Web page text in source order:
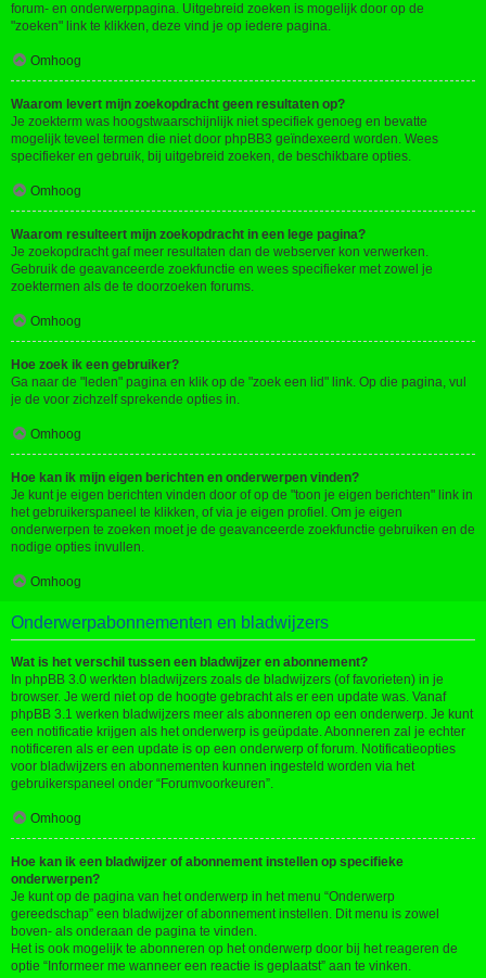
forum- en onderwerppagina. Uitgebreid zoeken is mogelijk door op de
"zoeken" link te klikken, deze vind je op iedere pagina.
Omhoog
Waarom levert mijn zoekopdracht geen resultaten op?
Je zoekterm was hoogstwaarschijnlijk niet specifiek genoeg en bevatte
mogelijk teveel termen die niet door phpBB3 geïndexeerd worden. Wees
specifieker en gebruik, bij uitgebreid zoeken, de beschikbare opties.
Omhoog
Waarom resulteert mijn zoekopdracht in een lege pagina?
Je zoekopdracht gaf meer resultaten dan de webserver kon verwerken.
Gebruik de geavanceerde zoekfunctie en wees specifieker met zowel je
zoektermen als de te doorzoeken forums.
Omhoog
Hoe zoek ik een gebruiker?
Ga naar de "leden" pagina en klik op de "zoek een lid" link. Op die pagina, vul
je de voor zichzelf sprekende opties in.
Omhoog
Hoe kan ik mijn eigen berichten en onderwerpen vinden?
Je kunt je eigen berichten vinden door of op de "toon je eigen berichten" link in
het gebruikerspaneel te klikken, of via je eigen profiel. Om je eigen
onderwerpen te zoeken moet je de geavanceerde zoekfunctie gebruiken en de
nodige opties invullen.
Omhoog
Onderwerpabonnementen en bladwijzers
Wat is het verschil tussen een bladwijzer en abonnement?
In phpBB 3.0 werkten bladwijzers zoals de bladwijzers (of favorieten) in je
browser. Je werd niet op de hoogte gebracht als er een update was. Vanaf
phpBB 3.1 werken bladwijzers meer als abonneren op een onderwerp. Je kunt
een notificatie krijgen als het onderwerp is geüpdate. Abonneren zal je echter
notificeren als er een update is op een onderwerp of forum. Notificatieopties
voor bladwijzers en abonnementen kunnen ingesteld worden via het
gebruikerspaneel onder “Forumvoorkeuren”.
Omhoog
Hoe kan ik een bladwijzer of abonnement instellen op specifieke
onderwerpen?
Je kunt op de pagina van het onderwerp in het menu “Onderwerp
gereedschap” een bladwijzer of abonnement instellen. Dit menu is zowel
boven- als onderaan de pagina te vinden.
Het is ook mogelijk te abonneren op het onderwerp door bij het reageren de
optie “Informeer me wanneer een reactie is geplaatst” aan te vinken.